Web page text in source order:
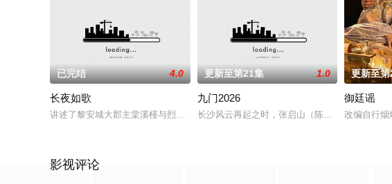
已完结 4.0
长夜如歌
讲述了黎安城大郡主棠溪槿与烈云峥之间曲折动人的情感，以及他们在复杂局势中坚
更新至第21集 1.0
九门2026
长沙风云再起之时，张启山（陈伟霆 饰）与吴
更新至
御廷谣
改编自行烟
影视评论